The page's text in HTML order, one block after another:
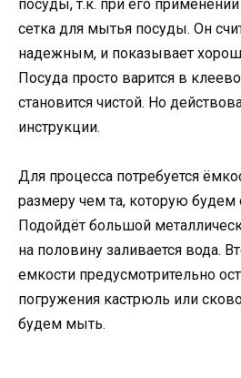
посуды, т.к. при его
сетка для мытья посуды. Он
надежным, и показывает
Посуда просто варится в
становится чистой. Но
инструкции.
Для процесса потребуется
размеру чем та, которую будем
Подойдёт большой
на половину заливается вода.
емкости предусмотрительно
погружения кастрюль или
будем мыть.